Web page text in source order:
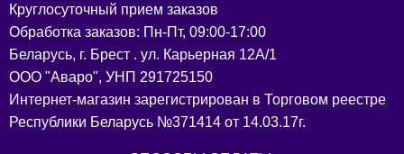
Круглосуточный прием заказов
Обработка заказов: Пн-Пт, 09:00-17:00
Беларусь, г. Брест . ул. Карьерная 12А/1
ООО "Аваро", УНП 291725150
Интернет-магазин зарегистрирован в Торговом реестре
Республики Беларусь №371414 от 14.03.17г.